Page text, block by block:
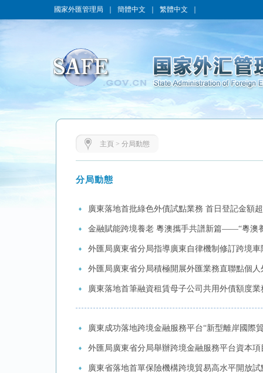
國家外匯管理局 簡體中文 繁體中文
主頁 > 分局動態
分局動態
廣東落地首批綠色外債試點業務 首日登記金額
金融賦能跨境養老 粵澳攜手共譜新篇——“粵澳
外匯局廣東省分局指導廣東自律機制修訂跨境
外匯局廣東省分局積極開展外匯業務直聯點個
廣東落地首筆融資租賃母子公司共用外債額度
廣東成功落地跨境金融服務平台“新型離岸國際
外匯局廣東省分局舉辦跨境金融服務平台資本
廣東省落地首單保險機構跨境貿易高水平開放